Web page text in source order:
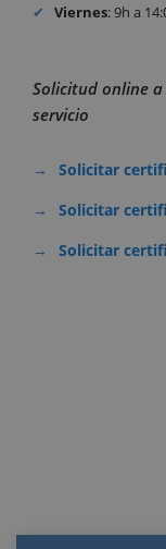
Viernes: 9h a
Solicitud online
servicio
Solicitar
Solicitar
Solicitar